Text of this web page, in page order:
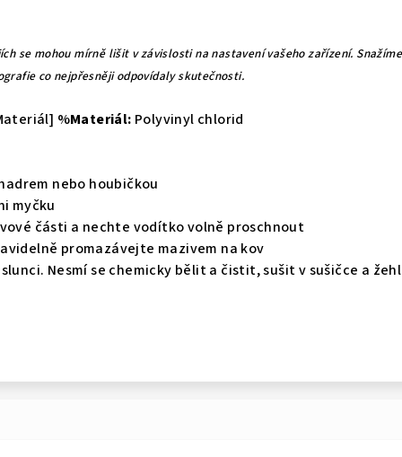
se mohou mírně lišit v závislosti na nastavení vašeho zařízení.
co nejpřesněji odpovídaly skutečnosti.
%Materiál: Polyvinyl chlorid
nebo houbičkou
myčku
části a nechte vodítko volně proschnout
promazávejte mazivem na kov
Nesmí se chemicky bělit a čistit, sušit v sušičce a